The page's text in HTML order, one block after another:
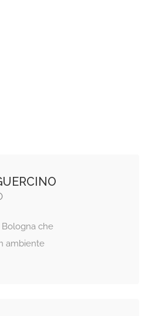
Bologna che
ambiente